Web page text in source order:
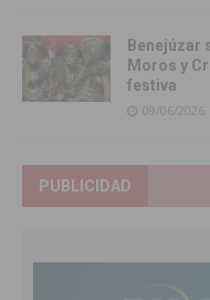
Benejúzar
Moros y
festiva
09/06/2026
PUBLICIDAD